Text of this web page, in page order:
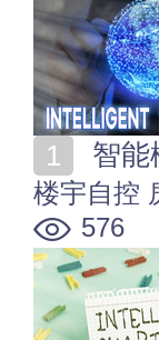
智能
楼宇自控
576